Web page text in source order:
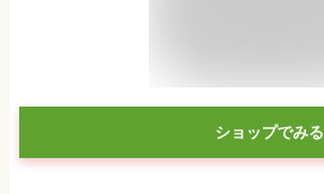
ショップでみる